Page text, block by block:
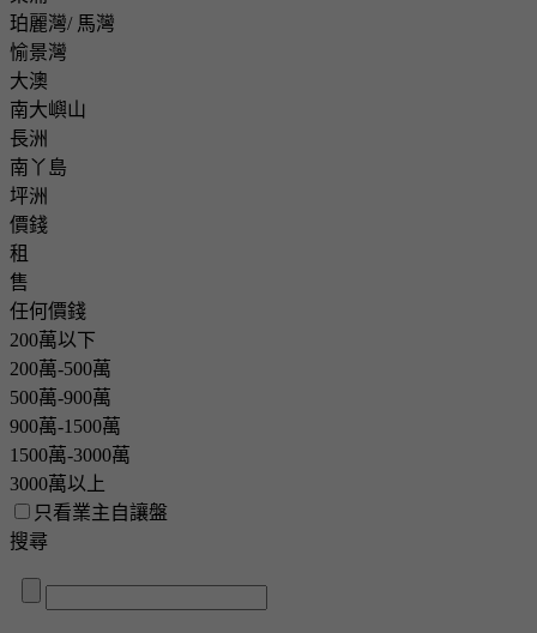
珀麗灣/ 馬灣
愉景灣
大澳
南大嶼山
長洲
南丫島
坪洲
價錢
租
售
任何價錢
200萬以下
200萬-500萬
500萬-900萬
900萬-1500萬
1500萬-3000萬
3000萬以上
只看業主自讓盤
搜尋